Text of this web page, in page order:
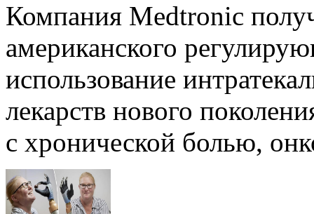
Компания Medtronic
американского
использование
лекарств нового
с хронической болью,